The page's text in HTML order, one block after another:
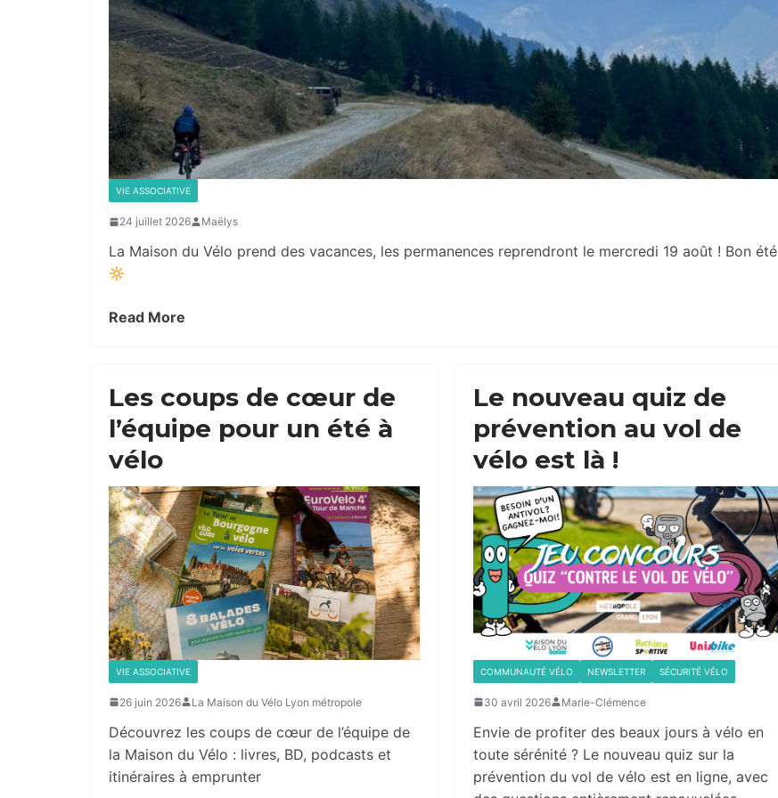
VIE ASSOCIATIVE
24 juillet 2026 Maëlys
La Maison du Vélo prend des vacances, les permanences reprendront le mercredi 19 août ! Bon été
Read More
Les coups de cœur de
l’équipe pour un été à
vélo
VIE ASSOCIATIVE
26 juin 2026 La Maison du Vélo Lyon métropole
Découvrez les coups de cœur de l’équipe de
la Maison du Vélo : livres, BD, podcasts et
itinéraires à emprunter
Le nouveau quiz de
prévention au vol de
vélo est là !
COMMUNAUTÉ VÉLO NEWSLETTER SÉCURITÉ VÉLO
30 avril 2026 Marie-Clémence
Envie de profiter des beaux jours à vélo en
toute sérénité ? Le nouveau quiz sur la
prévention du vol de vélo est en ligne, avec